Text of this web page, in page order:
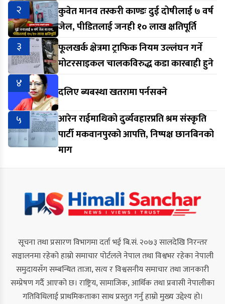
२
कुवेत मानव तस्करी काण्डः दुई दोषीलाई ७ वर्ष
जेल, पीडितलाई जनही १० लाख क्षतिपूर्ति
३
फूलखर्क क्षेत्रमा ट्राफिक नियम उल्लंघन गर्ने
मोटरसाइकल चालकविरुद्ध कडा कारबाही हुने
४
दलिए ब्यबस्था खतरामा पर्नसक्ने
५
आरेन राईमाथिको दुर्व्यवहारप्रति श्रम संस्कृति
पार्टी मकवानपुरको आपत्ति, निष्पक्ष छानबिनको
माग
सूचना तथा प्रसारण विभागमा दर्ता भई बि.सं. २०७३ सालदेखि निरन्तर
सञ्चालनमा रहेको हाम्रो समाचार पोर्टलले नेपाल तथा विश्वभर रहेका नेपाली
समुदायसँग सम्बन्धित ताजा, सत्य र विश्वसनीय समाचार तथा जानकारी
सम्प्रेषण गर्दै आएको छ। राष्ट्रिय, सामाजिक, आर्थिक तथा प्रवासी नेपालीका
गतिविधिलाई प्राथमिकताका साथ प्रस्तुत गर्नु हाम्रो मुख्य उद्देश्य हो।